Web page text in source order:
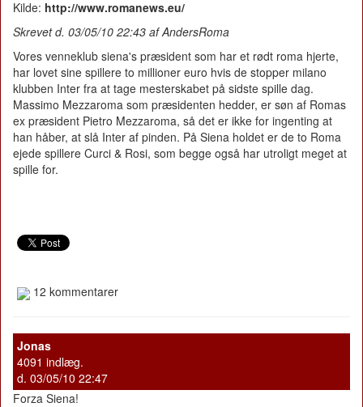
Kilde: http://www.romanews.eu/
Skrevet d. 03/05/10 22:43 af AndersRoma
Vores venneklub siena's præsident som har et rødt roma hjerte,
har lovet sine spillere to millioner euro hvis de stopper milano
klubben Inter fra at tage mesterskabet på sidste spille dag.
Massimo Mezzaroma som præsidenten hedder, er søn af Romas
ex præsident Pietro Mezzaroma, så det er ikke for ingenting at
han håber, at slå Inter af pinden. På Siena holdet er de to Roma
ejede spillere Curci & Rosi, som begge også har utroligt meget at
spille for.
12 kommentarer
Jonas
4091 indlæg.
d. 03/05/10 22:47
Forza Siena!